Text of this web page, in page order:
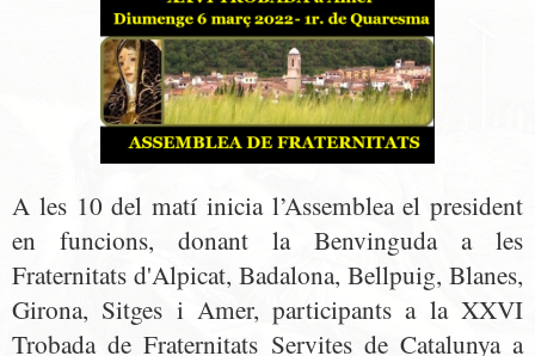
A les 10 del matí inicia l’Assemblea el president
en funcions, donant la Benvinguda a les
Fraternitats d'Alpicat, Badalona, Bellpuig, Blanes,
Girona, Sitges i Amer, participants a la XXVI
Trobada de Fraternitats Servites de Catalunya a